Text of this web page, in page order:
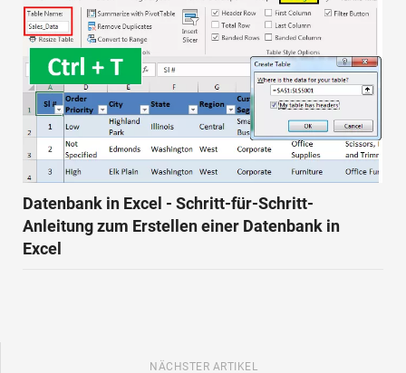
Datenbank in Excel - Schritt-für-Schritt-
Anleitung zum Erstellen einer Datenbank in
Excel
NÄCHSTER ARTIKEL